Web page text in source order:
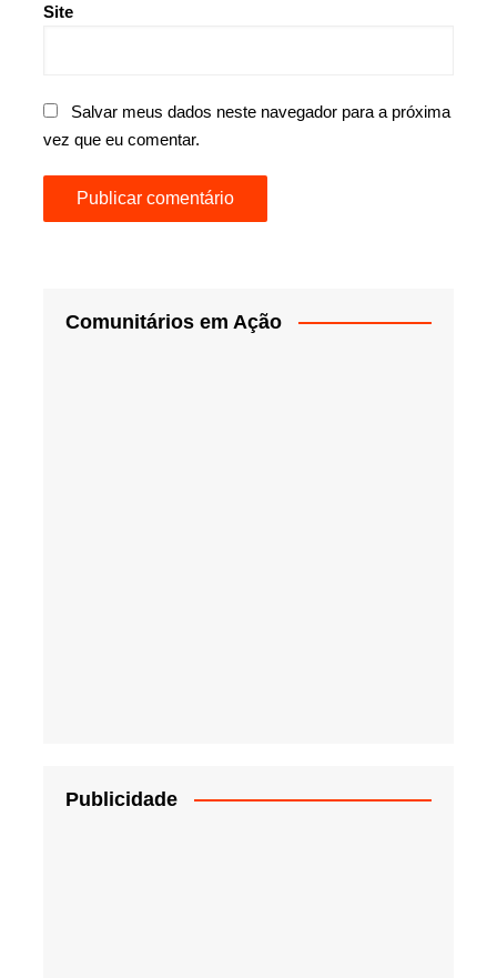
Site
Salvar meus dados neste navegador para a próxima
vez que eu comentar.
Comunitários em Ação
Publicidade